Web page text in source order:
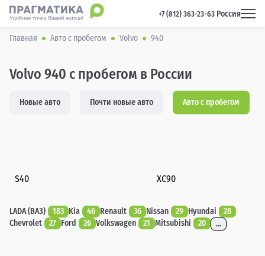
+7 (812) 363-23-63 Россия
Главная Авто с пробегом Volvo 940
Volvo 940 с пробегом в России
Новые авто Почти новые авто Авто с пробегом
S40 XC90
LADA (ВАЗ) 183 Kia 46 Renault 36 Nissan 29 Hyundai
28
Chevrolet
27 Ford 26 Volkswagen 21 Mitsubishi 20 ...